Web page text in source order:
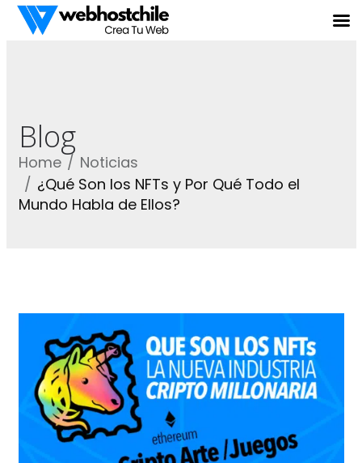
Blog
Home
Noticias
¿Qué Son los NFTs y Por Qué Todo el
Mundo Habla de Ellos?